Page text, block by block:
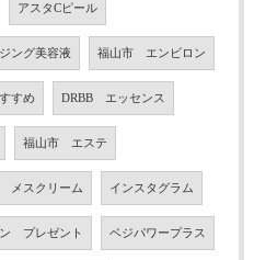
アスタCピール
ング美容液 福山市 エンビロン
すめ DRBB エッセンス
福山市 エステ
メスクリーム インスタグラム
プレゼント ベジパワープラス